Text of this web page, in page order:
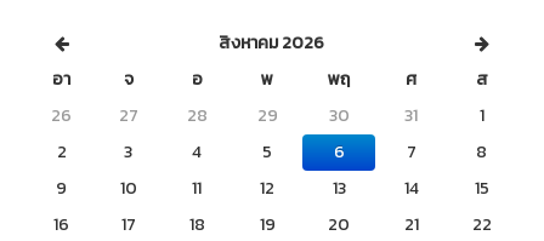
สิงหาคม 2026
อา
จ อ พ พฤ ศ
ส
26
27 28 29 30 31
1
2
3 4 5 6 7
8
9
10 11 12 13 14
15
16
17 18 19 20 21
22